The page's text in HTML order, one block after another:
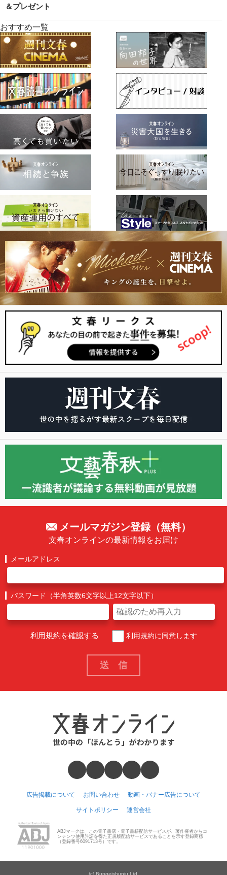
＆プレゼント
おすすめ一覧
メールマガジン登録（無料）
文春オンラインの最新情報をお届け
メールアドレス
パスワード（半角英数6文字以上12文字以下）
利用規約を確認する 利用規約に同意します
広告掲載について お問い合わせ 動画・バナー広告について
サイトポリシー 運営会社
ABJマークは、この電子書店・電子書籍配信サービスが、著作権者からコ
ンテンツ使用許諾を得た正規版配信サービスであることを示す登録商標
（登録番号6091713号）です。
(c) Bungeishunju Ltd.